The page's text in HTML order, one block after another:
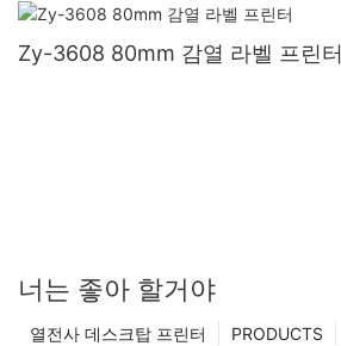
Zy-3608 80mm 감열 라벨 프린터
너는 좋아 할거야
PRODUCTS
열전사 데스크탑 프린터